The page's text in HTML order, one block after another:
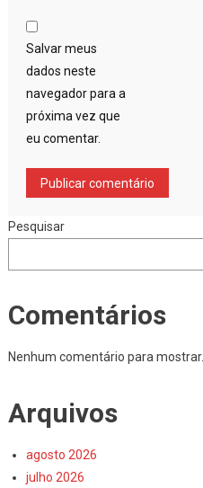
Salvar meus
dados neste
navegador para a
próxima vez que
eu comentar.
Pesquisar
Comentários
Nenhum comentário para mostrar.
Arquivos
agosto 2026
julho 2026